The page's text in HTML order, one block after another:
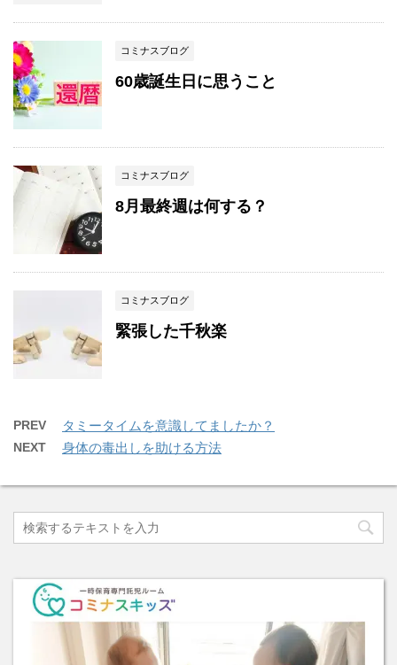
コミナスブログ
60歳誕生日に思うこと
コミナスブログ
8月最終週は何する？
コミナスブログ
緊張した千秋楽
PREV タミータイムを意識してましたか？
NEXT 身体の毒出しを助ける方法